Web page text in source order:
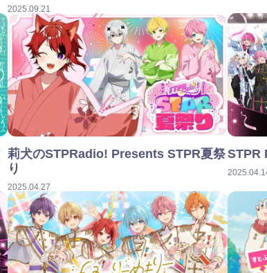
2025.09.21
莉犬のSTPRadio! Presents STPR夏祭
り
2025.04.27
STPR